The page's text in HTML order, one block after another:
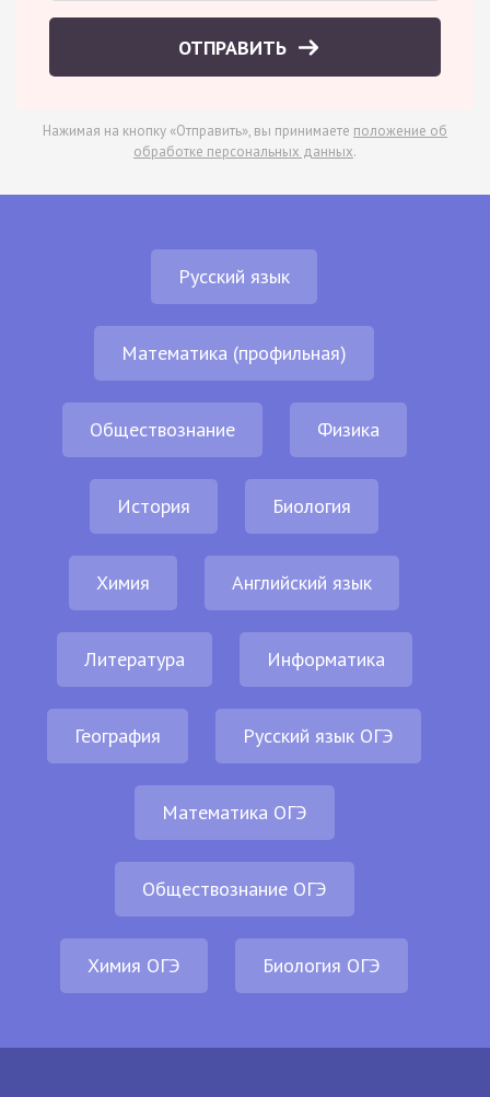
ОТПРАВИТЬ
Нажимая на кнопку «Отправить», вы принимаете положение об
обработке персональных данных.
Русский язык
Математика (профильная)
Обществознание Физика
История Биология
Химия Английский язык
Литература Информатика
География Русский язык ОГЭ
Математика ОГЭ
Обществознание ОГЭ
Химия ОГЭ Биология ОГЭ